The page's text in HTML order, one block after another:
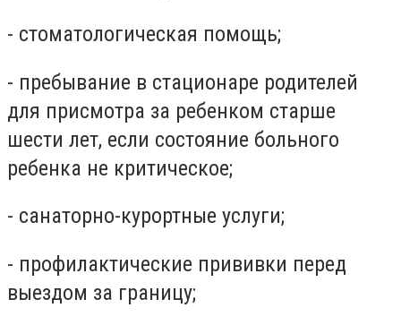
- стоматологическая помощь;
- пребывание в стационаре родителей
для присмотра за ребенком старше
шести лет, если состояние больного
ребенка не критическое;
- санаторно-курортные услуги;
- профилактические прививки перед
выездом за границу;